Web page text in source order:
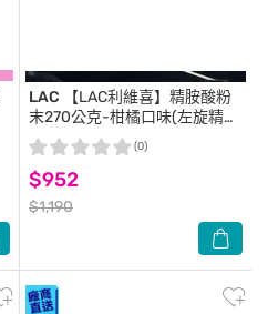
LAC 【LAC利維喜】精胺酸粉
末270公克-柑橘口味(左旋精胺
酸/胺基酸/男性保健/運動纖
盈)
$952
$1,190
(0)